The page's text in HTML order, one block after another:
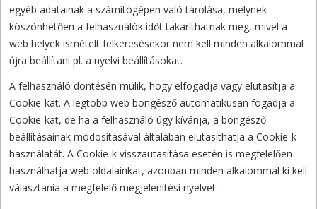
egyéb adatainak a számítógépen való tárolása, melynek
köszönhetően a felhasználók időt takaríthatnak meg, mivel a
web helyek ismételt felkeresésekor nem kell minden alkalommal
újra beállítani pl. a nyelvi beállításokat.
A felhasználó döntésén múlik, hogy elfogadja vagy elutasítja a
Cookie-kat. A legtöbb web böngésző automatikusan fogadja a
Cookie-kat, de ha a felhasználó úgy kívánja, a böngésző
beállításainak módosításával általában elutasíthatja a Cookie-k
használatát. A Cookie-k visszautasítása esetén is megfelelően
használhatja web oldalainkat, azonban minden alkalommal ki kell
választania a megfelelő megjelenítési nyelvet.